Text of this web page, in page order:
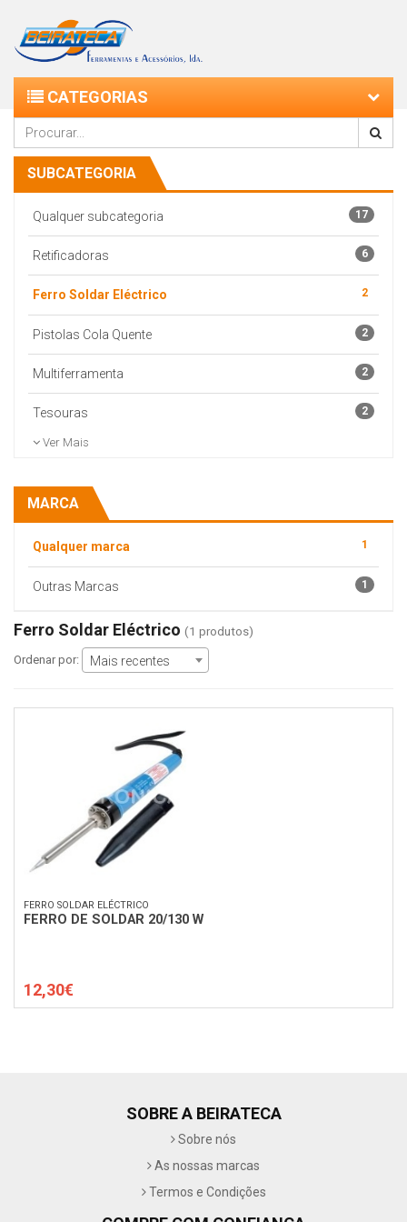
CATEGORIAS
SUBCATEGORIA
Qualquer subcategoria 17
Retificadoras 6
Ferro Soldar Eléctrico 2
Pistolas Cola Quente 2
Multiferramenta 2
Tesouras 2
Ver Mais
MARCA
Qualquer marca 1
Outras Marcas 1
Ferro Soldar Eléctrico (1 produtos)
Ordenar por: Mais recentes
FERRO SOLDAR ELÉCTRICO
FERRO DE SOLDAR 20/130 W
12,30€
SOBRE A BEIRATECA
Sobre nós
As nossas marcas
Termos e Condições